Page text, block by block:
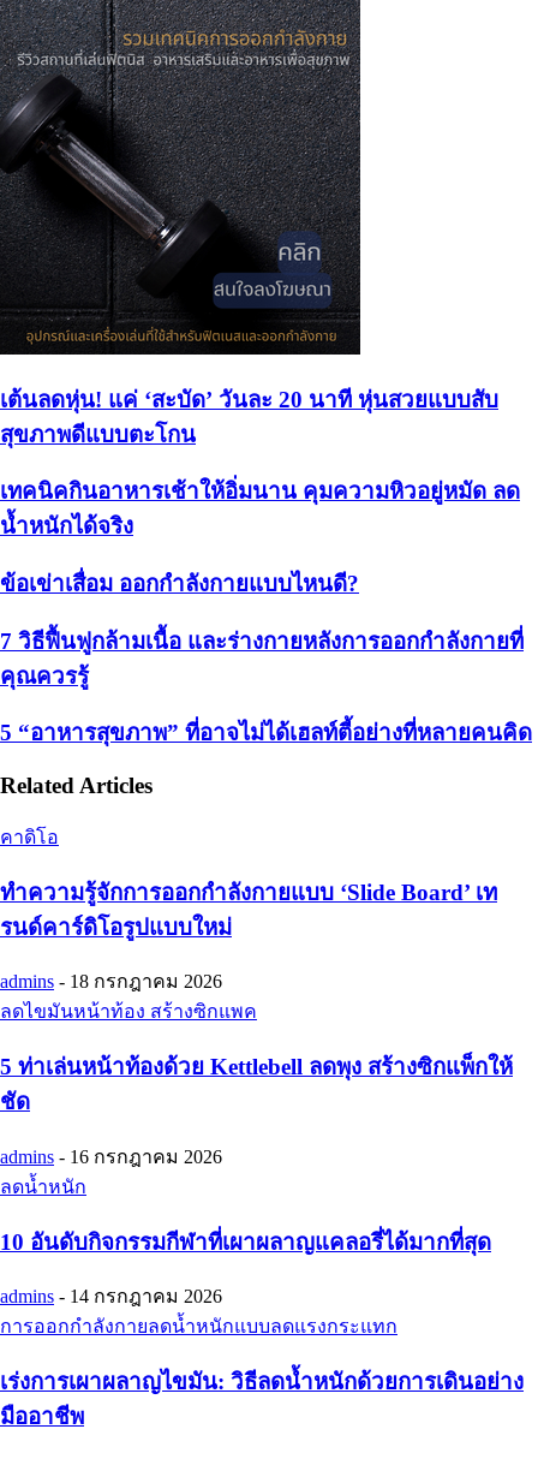
เต้นลดหุ่น! แค่ ‘สะบัด’ วันละ 20 นาที หุ่นสวยแบบสับ
สุขภาพดีแบบตะโกน
เทคนิคกินอาหารเช้าให้อิ่มนาน คุมความหิวอยู่หมัด ลด
น้ำหนักได้จริง
ข้อเข่าเสื่อม ออกกำลังกายแบบไหนดี?
7 วิธีฟื้นฟูกล้ามเนื้อ และร่างกายหลังการออกกำลังกายที่
คุณควรรู้
5 “อาหารสุขภาพ” ที่อาจไม่ได้เฮลท์ตี้อย่างที่หลายคนคิด
Related Articles
คาดิโอ
ทำความรู้จักการออกกำลังกายแบบ ‘Slide Board’ เท
รนด์คาร์ดิโอรูปแบบใหม่
admins - 18 กรกฎาคม 2026
ลดไขมันหน้าท้อง สร้างซิกแพค
5 ท่าเล่นหน้าท้องด้วย Kettlebell ลดพุง สร้างซิกแพ็กให้
ชัด
admins - 16 กรกฎาคม 2026
ลดน้ำหนัก
10 อันดับกิจกรรมกีฬาที่เผาผลาญแคลอรี่ได้มากที่สุด
admins - 14 กรกฎาคม 2026
การออกกำลังกายลดน้ำหนักแบบลดแรงกระแทก
เร่งการเผาผลาญไขมัน: วิธีลดน้ำหนักด้วยการเดินอย่าง
มืออาชีพ